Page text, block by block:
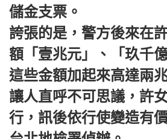
儲金支票。
誇張的是，警方後來在
額「壹兆元」、「玖千
這些金額加起來高達兩
讓人直呼不可思議，許
行，訊後依行使變造有